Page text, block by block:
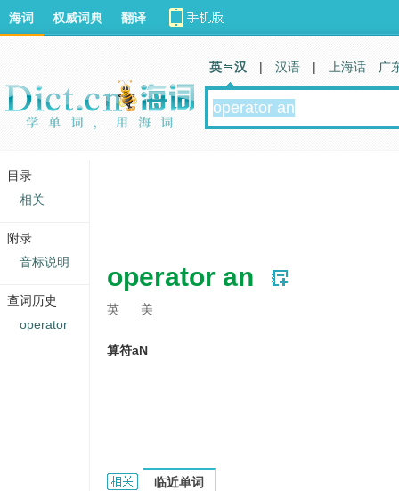
operator an
英 美
算符aN
operator aN的相关资料：
临近单词
海词 权威词典 翻译
英 汉 | 汉语 | 上海话 广
目录
相关
附录
音标说明
查词历史
operator